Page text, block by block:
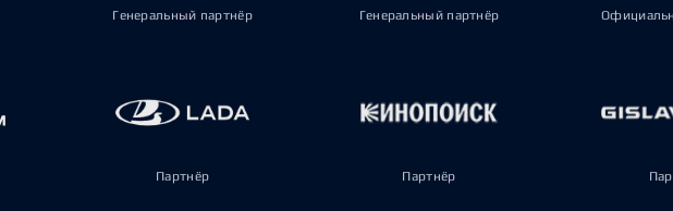
Генеральный партнёр Генеральный партнёр
Партнёр Партнёр